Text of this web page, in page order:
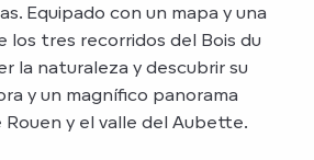
Equipado con un mapa y una
los tres recorridos del Bois du
la naturaleza y descubrir su
y un magnífico panorama
Rouen y el valle del Aubette.